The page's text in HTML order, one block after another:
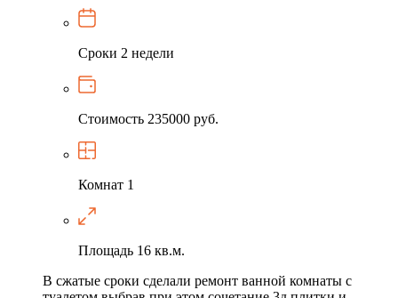
Сроки 2 недели
Стоимость 235000 руб.
Комнат 1
Площадь 16 кв.м.
В сжатые сроки сделали ремонт ванной комнаты с